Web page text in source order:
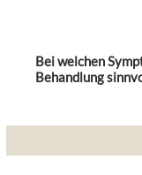
Bei welchen
Behandlung